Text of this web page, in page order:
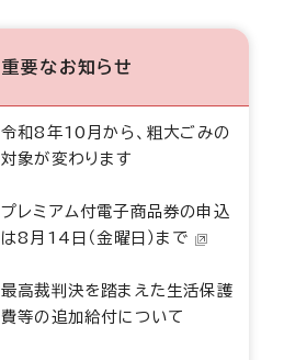
重要なお知らせ
令和8年10月から、粗大ごみの
対象が変わります
プレミアム付電子商品券の申込
は8月14日（金曜日）まで
最高裁判決を踏まえた生活保護
費等の追加給付について